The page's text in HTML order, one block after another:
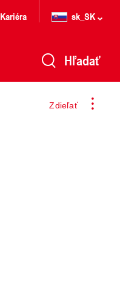
Kariéra sk_SK
Hľadať
Zdieľať